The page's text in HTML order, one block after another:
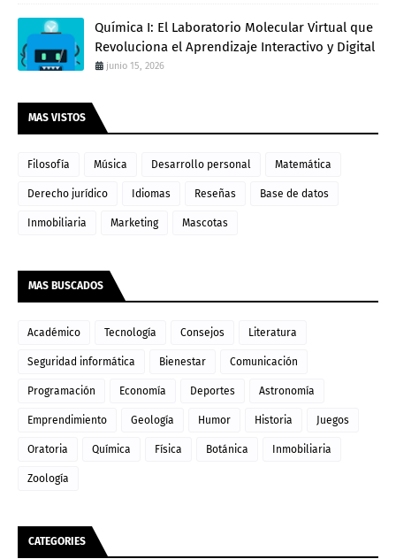
Química I: El Laboratorio Molecular Virtual que
Revoluciona el Aprendizaje Interactivo y Digital
junio 15, 2026
MAS VISTOS
Filosofía Música Desarrollo personal Matemática
Derecho jurídico Idiomas Reseñas Base de datos
Inmobiliaria Marketing Mascotas
MAS BUSCADOS
Académico Tecnología Consejos Literatura
Seguridad informática Bienestar Comunicación
Programación Economía Deportes Astronomía
Emprendimiento Geología Humor Historia Juegos
Oratoria Química Física Botánica Inmobiliaria
Zoología
CATEGORIES